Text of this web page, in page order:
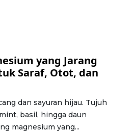
yang Jarang
Saraf, Otot, dan
dan sayuran hijau. Tujuh
basil, hingga daun
magnesium yang...